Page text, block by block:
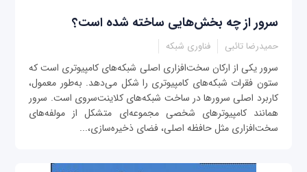
سرور از چه بخش‌هایی ساخته شده است؟
حمیدرضا تائبی فناوری شبکه
سرور یکی از ارکان سخت‌افزاری اصلی شبکه‌های کامپیوتری است که
ستون فقرات شبکه‌های کامپیوتری را شکل می‌دهد. به‌طور معمول،
کاربرد اصلی سرورها در ساخت شبکه‌های کلاینت‌سروی است. سرور
همانند کامپیوترهای شخصی مجموعه‌ای متشکل از مولفه‌های
سخت‌افزاری مثل حافظه اصلی، فضای ذخیره‌سازی،...